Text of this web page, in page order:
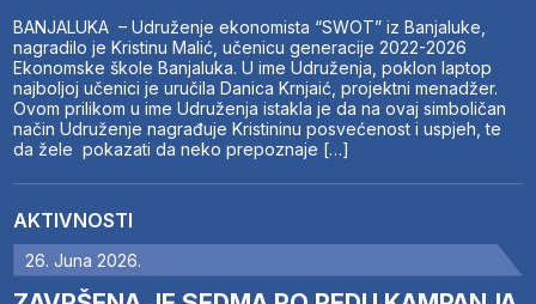
BANJALUKA – Udruženje ekonomista “SWOT” iz Banjaluke,
nagradilo je Kristinu Malić, učenicu generacije 2022-2026
Ekonomske škole Banjaluka. U ime Udruženja, poklon laptop
najboljoj učenici je uručila Danica Krnjaić, projektni menadžer.
Ovom prilikom u ime Udruženja istakla je da na ovaj simboličan
način Udruženje nagrađuje Kristininu posvećenost i uspjeh, te
da žele pokazati da neko prepoznaje […]
AKTIVNOSTI
26. Juna 2026.